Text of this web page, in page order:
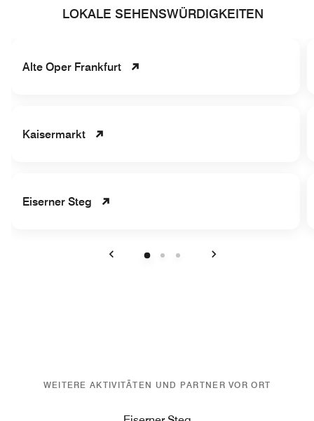
LOKALE SEHENSWÜRDIGKEITEN
Alte Oper Frankfurt
Kaisermarkt
Eiserner Steg
WEITERE AKTIVITÄTEN UND PARTNER VOR ORT